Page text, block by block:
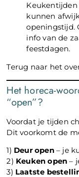
kunnen
openingstijd.
info van de
feestdagen.
Terug naar het
Het horeca-
“open”?
Voordat je tijden
Dit voorkomt de
1) Deur open– je
2) Keuken open –
3) Laatste